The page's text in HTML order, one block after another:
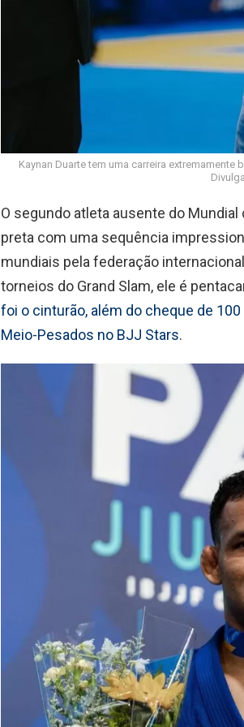
Kaynan Duarte tem uma carreira
O segundo atleta ausente do
preta com uma sequência
mundiais pela federação
torneios do Grand Slam, ele é
foi o cinturão, além do cheque de
Meio-Pesados no BJJ Stars.